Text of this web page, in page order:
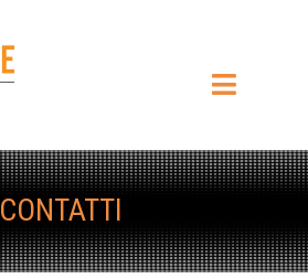
CONTATTI